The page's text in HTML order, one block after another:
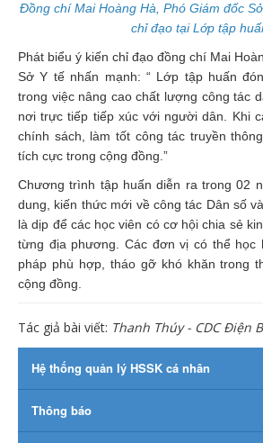
Đồng chí Mai Hoàng Hà, Phó Giám đốc
chỉ đạo tại Lớp tập
Phát biểu ý kiến chỉ đạo đồng chí Mai
Sở Y tế nhấn mạnh: “ Lớp tập huấn
trong việc nâng cao chất lượng công tác
nơi trực tiếp tiếp xúc với người dân. Khi
chính sách, làm tốt công tác truyền
tích cực trong cộng đồng.”
Chương trình tập huấn diễn ra trong 02
dung, kiến thức mới về công tác Dân số
là dịp để các học viên có cơ hội chia sẻ
từng địa phương. Các đơn vị có thể học
pháp phù hợp, tháo gỡ khó khăn trong
cộng đồng.
Tác giả bài viết: Thanh Thúy - CDC Điện
Hệ thống quản lý HSSK cá nhân
Thông báo